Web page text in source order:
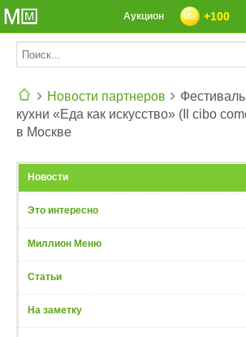
+100
Аукцион
Новости партнеров
кухни «Еда как искусство» (Il cibo
в Москве
Новости
Это интересно
Миллион Меню
Статьи
На заметку